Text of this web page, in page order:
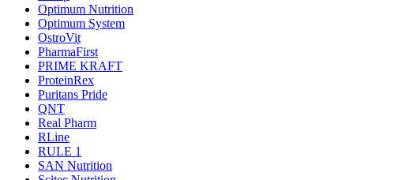
Optimum Nutrition
Optimum System
OstroVit
PharmaFirst
PRIME KRAFT
ProteinRex
Puritans Pride
QNT
Real Pharm
RLine
RULE 1
SAN Nutrition